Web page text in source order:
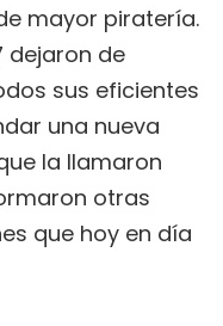
mayor piratería.
dejaron de
sus eficientes
una nueva
la llamaron
otras
que hoy en día